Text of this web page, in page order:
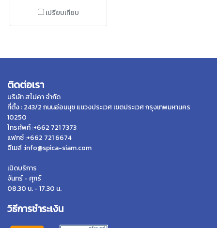
เปรียบเทียบ
ติดต่อเรา
บริษัท สไปคา จำกัด
ที่ตั้ง : 243/2 ถนนอ่อนนุช แขวงประเวศ เขตประเวศ กรุงเทพมหานคร
10250
โทรศัพท์ :+662 721 7373
แฟกซ์ :+662 721 6674
อีเมล์ :info@spica-siam.com
เปิดบริการ
จันทร์ - ศุกร์
08.30 น. - 17.30 น.
วิธีการชำระเงิน